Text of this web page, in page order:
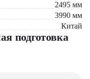
2495 мм
3990 мм
Китай
подготовка